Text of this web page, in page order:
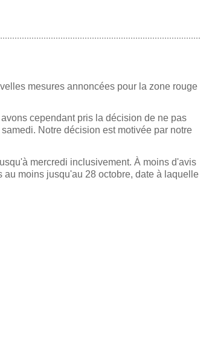
mesures annoncées pour la zone rouge
cependant pris la décision de ne pas
Notre décision est motivée par notre
mercredi inclusivement. À moins d'avis
moins jusqu'au 28 octobre, date à laquelle